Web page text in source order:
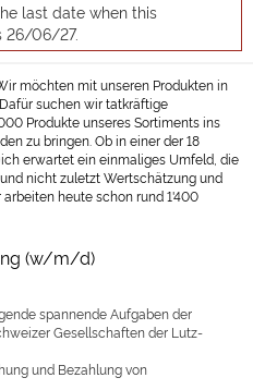
last date when this
26/06/27.
möchten mit unseren Produkten in
suchen wir tatkräftige
Produkte unseres Sortiments ins
zu bringen. Ob in einer der 18
erwartet ein einmaliges Umfeld, die
nicht zuletzt Wertschätzung und
heute schon rund 1'400
(w/m/d)
spannende Aufgaben der
Gesellschaften der Lutz-
und Bezahlung von